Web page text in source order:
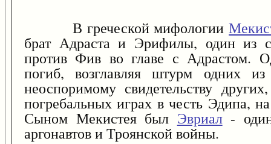
В греческой мифологии
брат Адраста и Эрифилы, один из
против Фив во главе с Адрастом.
погиб, возглавляя штурм одних
неоспоримому свидетельству
погребальных играх в честь Эдипа,
Сыном Мекистея был Эвриал- один
аргонавтов и Троянской войны.